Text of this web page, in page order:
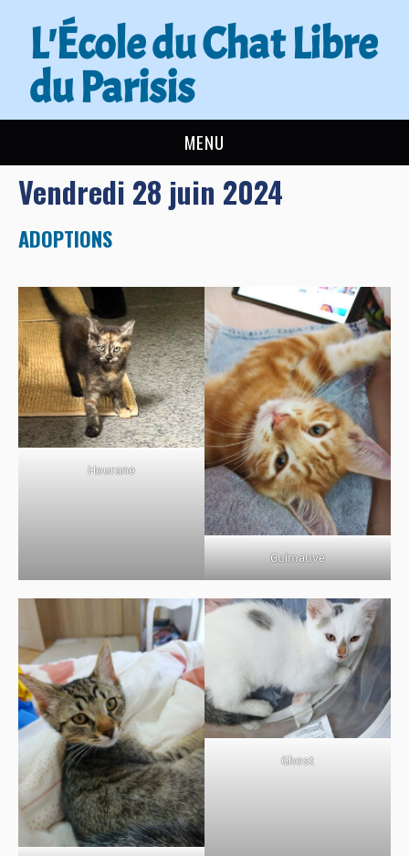
L'École du Chat Libre
du Parisis
MENU
L’ÉCOLE DU CHAT
ACTUALITÉS
ADOPTER
NOUS AIDER
CONTACT
BOUTIQUE
Vendredi 28 juin 2024
ADOPTIONS
Hourane
Guimauve
Ghost